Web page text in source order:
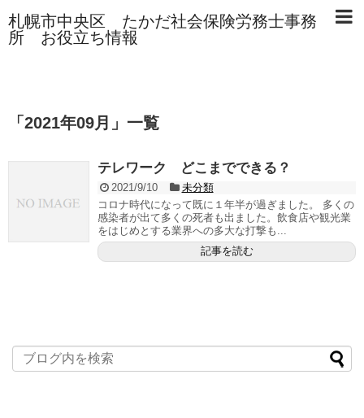
札幌市中央区 たかだ社会保険労務士事務
所 お役立ち情報
「 2021年09月 」 一覧
テレワーク どこまでできる？
2021/9/10
未分類
コロナ時代になって既に１年半が過ぎました。 多くの
感染者が出て多くの死者も出ました。飲食店や観光業
をはじめとする業界への多大な打撃も...
記事を読む